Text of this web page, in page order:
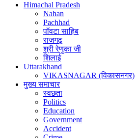
Himachal Pradesh
Nahan
Pachhad
पॉवटा साहिब
राजगढ़
श्री रेणुका जी
शिलाई
Uttarakhand
VIKASNAGAR (विकासनगर)
मुख्य समाचार
स्वछता
Politics
Education
Government
Accident